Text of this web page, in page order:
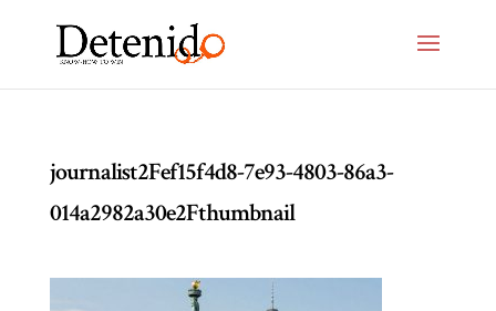
journalist2Fef15f4d8-7e93-4803-86a3-
014a2982a30e2Fthumbnail